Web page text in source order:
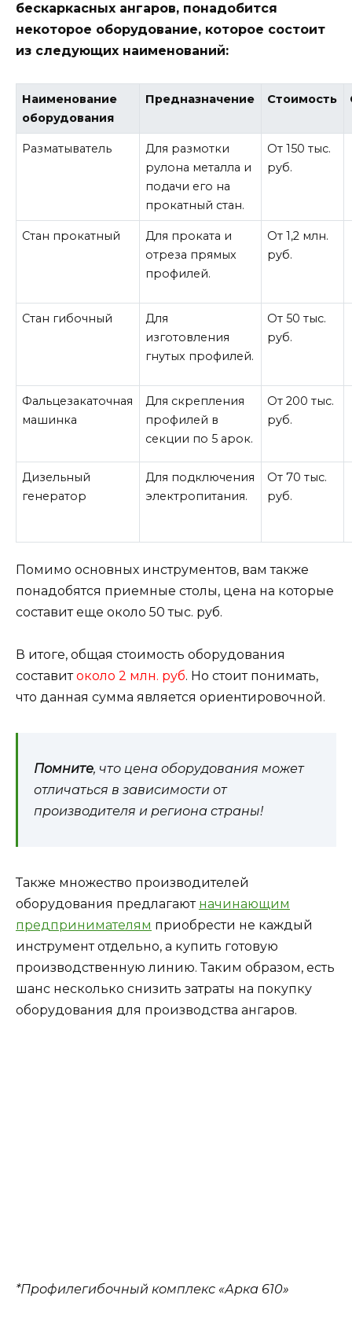
бескаркасных ангаров, понадобится
некоторое оборудование, которое состоит
из следующих наименований:
Наименование
оборудования
Предназначение Стоимость
Разматыватель
Для размотки
рулона металла и
подачи его на
прокатный стан.
От 150 тыс.
руб.
Стан прокатный
Для проката и
отреза прямых
профилей.
От 1,2 млн.
руб.
Стан гибочный
Для
изготовления
гнутых профилей.
От 50 тыс.
руб.
Фальцезакаточная
машинка
Для скрепления
профилей в
секции по 5 арок.
От 200 тыс.
руб.
Дизельный
генератор
Для подключения
электропитания.
От 70 тыс.
руб.
Помимо основных инструментов, вам также
понадобятся приемные столы, цена на которые
составит еще около 50 тыс. руб.
В итоге, общая стоимость оборудования
составитоколо 2 млн. руб. Но стоит понимать,
что данная сумма является ориентировочной.
Помните, что цена оборудования может
отличаться в зависимости от
производителя и региона страны!
Также множество производителей
оборудования предлагают начинающим
предпринимателям приобрести не каждый
инструмент отдельно, а купить готовую
производственную линию. Таким образом, есть
шанс несколько снизить затраты на покупку
оборудования для производства ангаров.
*Профилегибочный комплекс «Арка 610»